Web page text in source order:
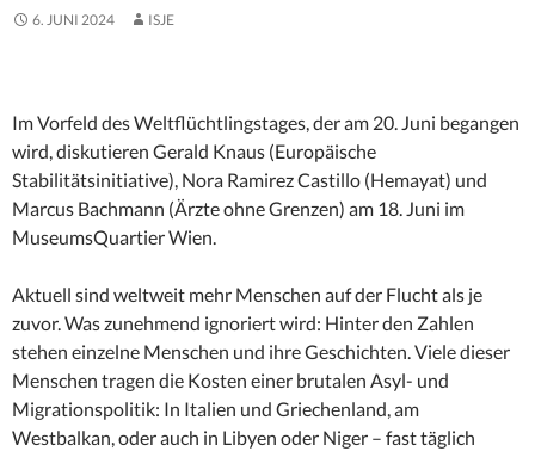
6. JUNI 2024 ISJE
Im Vorfeld des Weltflüchtlingstages, der am 20. Juni begangen
wird, diskutieren Gerald Knaus (Europäische
Stabilitätsinitiative), Nora Ramirez Castillo (Hemayat) und
Marcus Bachmann (Ärzte ohne Grenzen) am 18. Juni im
MuseumsQuartier Wien.
Aktuell sind weltweit mehr Menschen auf der Flucht als je
zuvor. Was zunehmend ignoriert wird: Hinter den Zahlen
stehen einzelne Menschen und ihre Geschichten. Viele dieser
Menschen tragen die Kosten einer brutalen Asyl- und
Migrationspolitik: In Italien und Griechenland, am
Westbalkan, oder auch in Libyen oder Niger – fast täglich